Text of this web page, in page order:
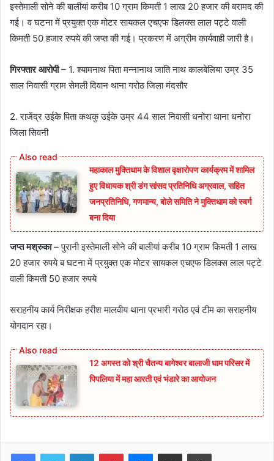
इस्तेमाली सोने की बालीयां करीब 10 ग्राम किमती 1 लाख 20 हजार की बरामद की
गई। व घटना में प्रयुक्त एक मोटर सायकल एचएफ डिलक्स लाल पट्टे वाली
किमती 50 हजार रुपये की जप्त की गई। प्रकरण में अग्रीम कार्यवाही जारी है।
गिरफ्तार आरोपी– 1. श्यामनाथ पिता मन्नानाथ जाति नाथ कालबेलिया उम्र 35
साल निवासी ग्राम सेमली दिवान थाना गरोठ जिला मंदसौर
2. राजेंद्र उईके पिता कथकु उईके उम्र 44 साल निवासी धनोरा थाना धनोरा
जिला सिवनी
महाकाल मुक्तिधाम के विशाल वृक्षारोपण कार्यक्रम में शामिल
हुए विधायक श्री डंग सांसद प्रतिनिधि अग्रवाल, सहित
जनप्रतिनिधि, गणमान्य, बोले समिति ने मुक्तिधाम को स्वर्ग
बना दिया
जप्त मश्रुका– पुरानी इस्तेमाली सोने की बालीयां करीब 10 ग्राम किमती 1 लाख
20 हजार रुपये ब घटना में प्रयुक्त एक मोटर सायकल एचएफ डिलक्स लाल पट्टे
वाली किमती 50 हजार रुपये
सराहनीय कार्य निरीक्षक हरीश मालवीय थाना प्रभारी गरोठ एवं टीम का सराहनीय
योगदान रहा।
12 अगस्त को श्री चैतन्य बागेश्वर बालाजी धाम परिसर में
पिपलिया में महा आरती एवं भंडारे का आयोजन
FacebookTwitter LinkedInPinterestMessenger
Share via Email Print